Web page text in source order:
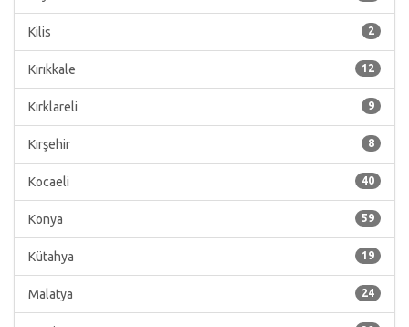
2
Kilis
12
Kırıkkale
9
Kırklareli
8
Kırşehir
40
Kocaeli
59
Konya
19
Kütahya
24
Malatya